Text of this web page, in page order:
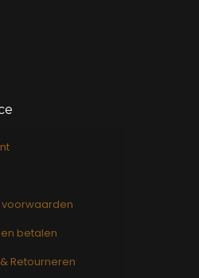
betalen
Retourneren